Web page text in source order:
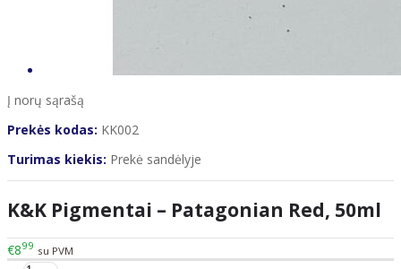
Į norų sąrašą
Prekės kodas: KK002
Turimas kiekis: Prekė sandėlyje
K&K Pigmentai – Patagonian Red, 50ml
€899 su PVM